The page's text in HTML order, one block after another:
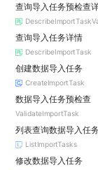
查询导入任务预检查
查询导入任务详情
DescribeImportTask
创建数据导入任务
CreateImportTask
数据导入任务预检查
ValidateImportTask
列表查询数据导入任务
ListImportTasks
修改数据导入任务